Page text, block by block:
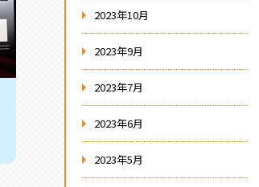
2023年10月
2023年9月
2023年7月
2023年6月
2023年5月